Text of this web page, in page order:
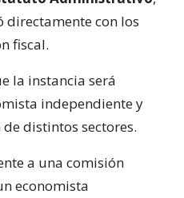
directamente con los
fiscal.
la instancia será
independiente y
distintos sectores.
a una comisión
economista